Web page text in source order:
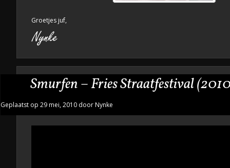
Groetjes juf,
Smurfen – Fries Straatfestival
Geplaatst op 29 mei, 2010 door Nynke